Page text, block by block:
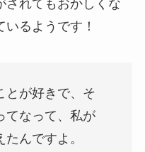
されてもおかしくな
るようです！
とが好きで、そ
てなって、私が
んですよ。